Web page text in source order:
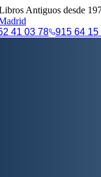
Antiguos desde
41 03 78 915 64 15